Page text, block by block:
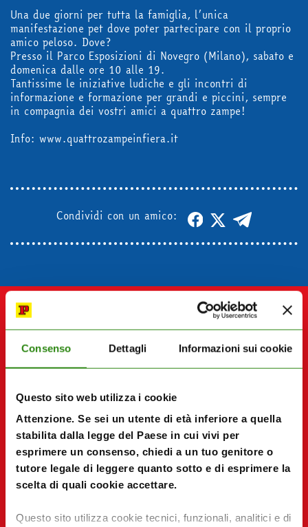
Consenso Dettagli Informazioni sui cookie
Questo sito web utilizza i cookie
Attenzione. Se sei un utente di età inferiore a quella
stabilita dalla legge del Paese in cui vivi per
esprimere un consenso, chiedi a un tuo genitore o
tutore legale di leggere quanto sotto e di esprimere la
scelta di quali cookie accettare.
Questo sito utilizza cookie tecnici, funzionali, analitici e di
Cerca
abbonati
acquista
Facebook
Instagram
Twitter
Una due giorni per tutta la famiglia, l’unica
manifestazione pet dove poter partecipare con il proprio
amico peloso. Dove?
Presso il Parco Esposizioni di Novegro (Milano), sabato e
domenica dalle ore 10 alle 19.
Tantissime le iniziative ludiche e gli incontri di
informazione e formazione per grandi e piccini, sempre
in compagnia dei vostri amici a quattro zampe!
Info: www.quattrozampeinfiera.it
Condividi con un amico: